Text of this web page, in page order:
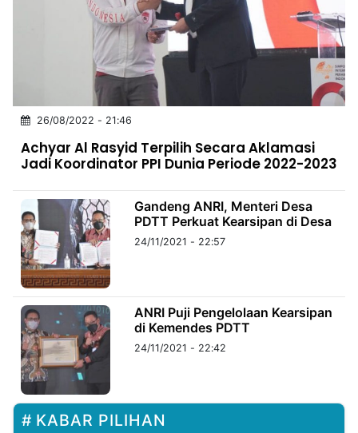
Insight
NTB
Suara
Time
Lens
IDN
Daily
Jogja
Jalan
Rakyat
Idealita
News
Kita
Notice
Dinamikapost.com
Radar
Baru
Seedbacklink
Follow
Kabarbaru.co
2026
26/08/2022 - 21:46
Achyar Al Rasyid Terpilih Secara Aklamasi
Jadi Koordinator PPI Dunia Periode 2022-2023
Gandeng ANRI, Menteri Desa
PDTT Perkuat Kearsipan di Desa
24/11/2021 - 22:57
ANRI Puji Pengelolaan Kearsipan
di Kemendes PDTT
24/11/2021 - 22:42
KABAR PILIHAN